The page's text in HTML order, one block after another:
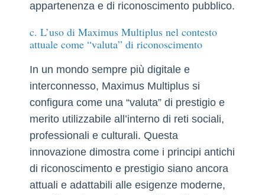
appartenenza e di riconoscimento pubblico.
c. L’uso di Maximus Multiplus nel contesto
attuale come “valuta” di riconoscimento
In un mondo sempre più digitale e
interconnesso, Maximus Multiplus si
configura come una “valuta” di prestigio e
merito utilizzabile all’interno di reti sociali,
professionali e culturali. Questa
innovazione dimostra come i principi antichi
di riconoscimento e prestigio siano ancora
attuali e adattabili alle esigenze moderne,